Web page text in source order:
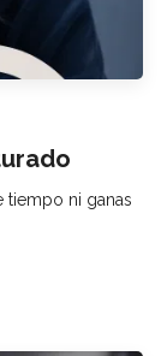
tiempo ni ganas